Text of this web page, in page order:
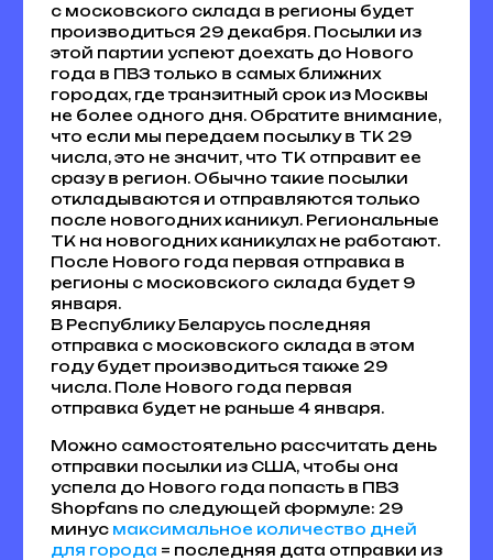
с московского склада в регионы будет
производиться 29 декабря. Посылки из
этой партии успеют доехать до Нового
года в ПВЗ только в самых ближних
городах, где транзитный срок из Москвы
не более одного дня. Обратите внимание,
что если мы передаем посылку в ТК 29
числа, это не значит, что ТК отправит ее
сразу в регион. Обычно такие посылки
откладываются и отправляются только
после новогодних каникул. Региональные
ТК на новогодних каникулах не работают.
После Нового года первая отправка в
регионы с московского склада будет 9
января.
В Республику Беларусь последняя
отправка с московского склада в этом
году будет производиться также 29
числа. Поле Нового года первая
отправка будет не раньше 4 января.
Можно самостоятельно рассчитать день
отправки посылки из США, чтобы она
успела до Нового года попасть в ПВЗ
Shopfans по следующей формуле: 29
минус максимальное количество дней
для города = последняя дата отправки из